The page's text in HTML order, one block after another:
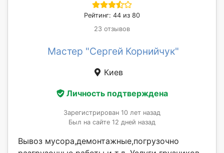
Рейтинг: 44 из 80
23 отзывов
Мастер "Сергей Корнийчук"
Киев
Личность подтверждена
Зарегистрирован 10 лет назад
Был на сайте 12 дней назад
Вывоз мусора,демонтажные,погрузочно